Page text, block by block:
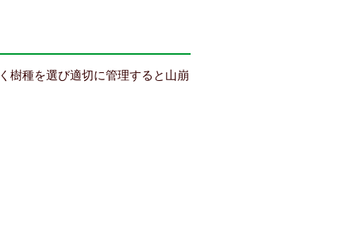
樹種を選び適切に管理すると山崩